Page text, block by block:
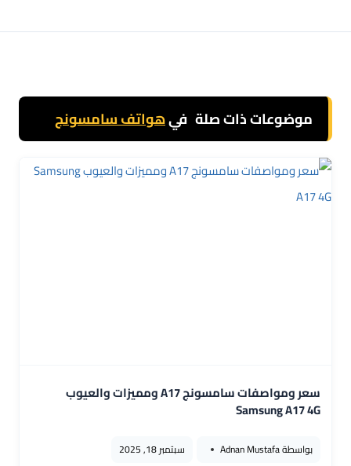
موضوعات ذات صلة فيهواتف سامسونج
سعر ومواصفات سامسونج A17 ومميزات والعيوب
Samsung A17 4G
بواسطةAdnan Mustafa سبتمبر 18, 2025